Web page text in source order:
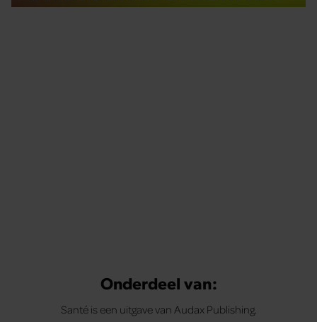
Onderdeel van:
Santé is een uitgave van Audax Publishing.